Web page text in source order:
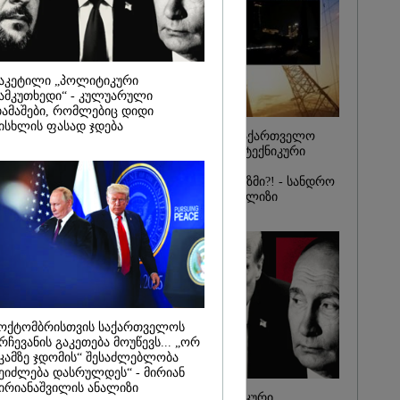
მიგრანტი,
ჩადენილი
5-ჯერ
მათ
არ
- ქეთა
რატომ ჩაბნელდა საქართველო
მესამედ: საბოტაჟი, ტექნიკური
ხარვეზი თუ
არაპროფესიონალიზმი?! - სანდრო
თვალჭრელიძის ანალიზი
„პოლიტიკური
- კულუარული
რომლებიც დიდი
ფასად ჯდება
საქართველოს
გაკეთება მოუწევს... „ორ
ჯდომის“ შესაძლებლობა
დასრულდეს“ - მირიან
ანალიზი